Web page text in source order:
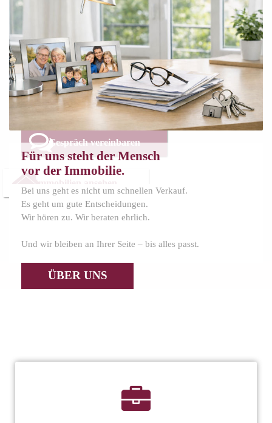
Wir begleiten Menschen in Berlin und
Brandenburg
ehrlich und persönlich beim Verkauf,
Kauf und
bei wichtigen Entscheidungen.
Gespräch vereinbaren
Für uns steht der Mensch
vor der Immobilie.
Bei uns geht es nicht um schnellen Verkauf.
Es geht um gute Entscheidungen.
Wir hören zu. Wir beraten ehrlich.
Und wir bleiben an Ihrer Seite – bis alles passt.
ÜBER UNS